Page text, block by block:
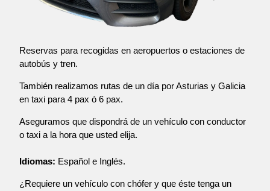
Reservas para recogidas en aeropuertos o estaciones de
autobús y tren.
También realizamos rutas de un día por Asturias y Galicia
en taxi para 4 pax ó 6 pax.
Aseguramos que dispondrá de un vehículo con conductor
o taxi a la hora que usted elija.
Idiomas: Español e Inglés.
¿Requiere un vehículo con chófer y que éste tenga un